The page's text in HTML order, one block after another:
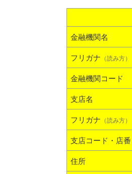
金融機関名
フリガナ （読み方）
金融機関コード
支店名
フリガナ （読み方）
支店コード・店番
住所